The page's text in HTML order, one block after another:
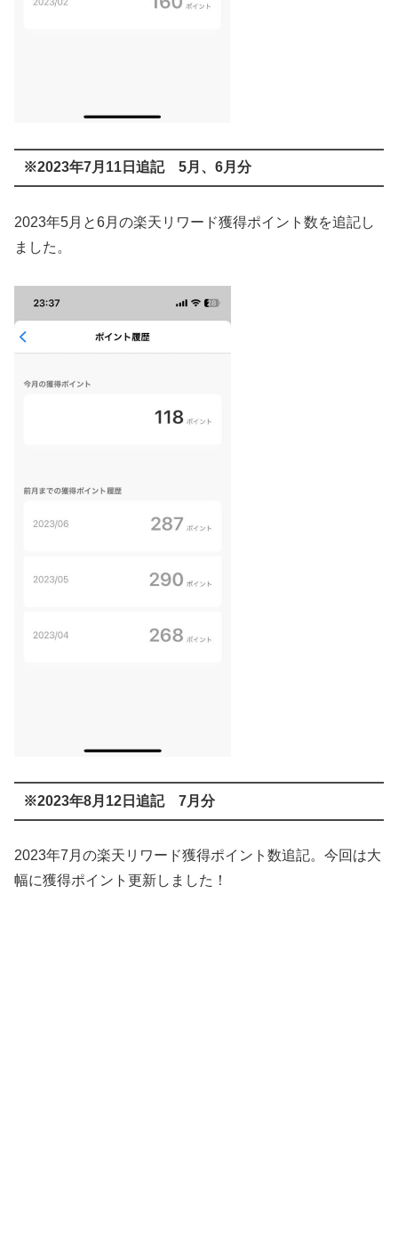
※2023年7月11日追記 5月、6月分
2023年5月と6月の楽天リワード獲得ポイント数を追記し
ました。
※2023年8月12日追記 7月分
2023年7月の楽天リワード獲得ポイント数追記。今回は大
幅に獲得ポイント更新しました！